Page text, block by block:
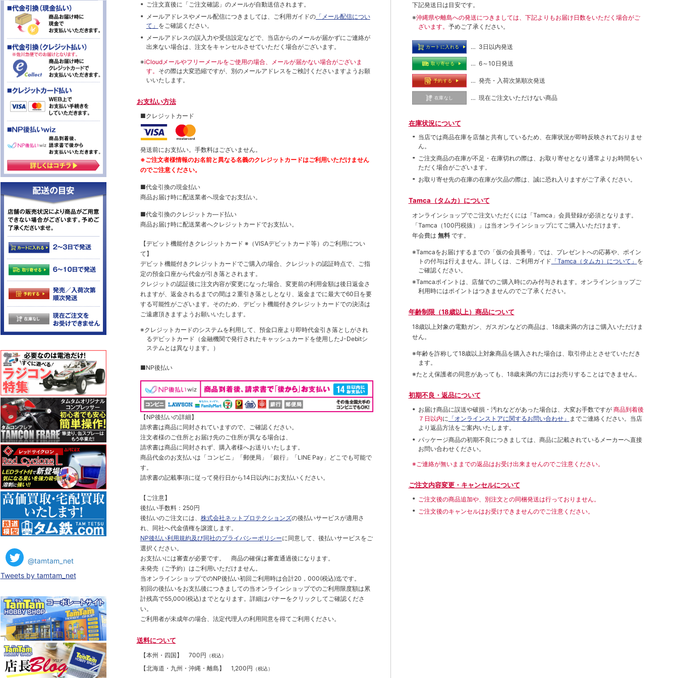
ご注文直後に「ご注文確認」のメールが自動送信されます。
メールアドレスやメール配信につきましては、ご利用ガイドの「メール配信につい
て」 をご確認ください。
メールアドレスの誤入力や受信設定などで、当店からのメールが届かずにご連絡が
出来ない場合は、注文をキャンセルさせていただく場合がございます。
※iCloudメールやフリーメールをご使用の場合、メールが届かない場合がございま
す。 その際は大変恐縮ですが、別のメールアドレスをご検討くださいますようお願
いいたします。
お支払い方法
■クレジットカード
発送前にお支払い。手数料はございません。
※ご注文者様情報のお名前と異なる名義のクレジットカードはご利用いただけません
のでご注意ください。
■代金引換の現金払い
商品お届け時に配送業者へ現金でお支払い。
■代金引換のクレジットカ―ド払い
商品お届け時に配送業者へクレジットカードでお支払い。
【デビット機能付きクレジットカード ※（VISAデビットカード等） のご利用につい
て】
デビット機能付きクレジットカードでご購入の場合、クレジットの認証時点で、ご指
定の預金口座から代金が引き落とされます。
クレジットの認証後に注文内容が変更になった場合、変更前の利用金額は後日返金さ
れますが、返金されるまでの間は２重引き落としとなり、返金までに最大で60日を要
する可能性がございます。そのため、デビット機能付きクレジットカードでの決済は
ご遠慮頂きますようお願いいたします。
※クレジットカードのシステムを利用して、預金口座より即時代金引き落としがされ
るデビットカード（金融機関で発行されたキャッシュカードを使用したJ-Debitシ
ステムとは異なります。）
■NP後払い
【NP後払いの詳細】
請求書は商品に同封されていますので、ご確認ください。
注文者様のご住所とお届け先のご住所が異なる場合は、
請求書は商品に同封されず、購入者様へお送りいたします。
商品代金のお支払いは「コンビニ」「郵便局」「銀行」「LINE Pay」どこでも可能で
す。
請求書の記載事項に従って発行日から14日以内にお支払いください。
【ご注意】
後払い手数料：250円
後払いのご注文には、 株式会社ネットプロテクションズの後払いサービスが適用さ
れ、同社へ代金債権を譲渡します。
NP後払い利用規約及び同社のプライバシーポリシーに同意して、後払いサービスをご
選択ください。
お支払いには審査が必要です。 商品の確保は審査通過後になります。
未発売（ご予約）はご利用いただけません。
当オンラインショップでのNP後払い初回ご利用時は合計20，000(税込)迄です。
初回の後払いをお支払後につきましての当オンラインショップでのご利用限度額は累
計残高で55,000(税込)までとなります。詳細はバナーをクリックしてご確認くださ
い。
ご利用者が未成年の場合、法定代理人の利用同意を得てご利用ください。
送料について
【本州・四国】 700円 （税込）
【北海道・九州・沖縄・離島】 1,200円 （税込）
下記発送日は目安です。
※沖縄県や離島への発送につきましては、下記よりもお届け日数をいただく場合がご
ざいます。 予めご了承ください。
カートに入れる … 3日以内発送
取り寄せる … 6～10日発送
予約する … 発売・入荷次第順次発送
在庫なし … 現在ご注文いただけない商品
在庫状況について
当店では商品在庫を店舗と共有しているため、在庫状況が即時反映されておりませ
ん。
ご注文商品の在庫が不足・在庫切れの際は、お取り寄せとなり通常よりお時間をい
ただく場合がございます。
お取り寄せ先の在庫の在庫が欠品の際は、誠に恐れ入りますがご了承ください。
Tamca（タムカ）について
オンラインショップでご注⽂いただくには「Tamca」会員登録が必須となります。
「Tamca （100円税抜）
」は当オンラインショップにてご購⼊いただけます。
年会費は 無料 です。
※Tamcaをお届けするまでの「仮の会員番号」では、プレゼントへの応募や、ポイン
トの付与は⾏えません。詳しくは、ご利⽤ガイド 「Tamca（タムカ）について」 を
ご確認ください。
※Tamcaポイントは、店舗でのご購⼊時にのみ付与されます。オンラインショップご
利用時にはポイントはつきませんのでご了承ください。
年齢制限（18歳以上）商品について
18歳以上対象の電動ガン、ガスガンなどの商品は、18歳未満の方はご購入いただけま
せん。
※年齢を詐称して18歳以上対象商品を購入された場合は、取引停止とさせていただき
ます。
※たとえ保護者の同意があっても、18歳未満の方にはお売りすることはできません。
初期不良・返品について
お届け商品に誤送や破損・汚れなどがあった場合は、大変お手数ですが 商品到着後
７日以内に 「オンラインストアに関するお問い合わせ」 までご連絡ください。当店
より返品方法をご案内いたします。
パッケージ商品の初期不良につきましては、商品に記載されているメーカーへ直接
お問い合わせください。
※ご連絡が無いままでの返品はお受け出来ませんのでご注意ください。
ご注文内容変更・キャンセルについて
ご注文後の商品追加や、別注文との同梱発送は行っておりません。
ご注文後のキャンセルはお受けできませんのでご注意ください。
@tamtam_net
Tweets by tamtam_net